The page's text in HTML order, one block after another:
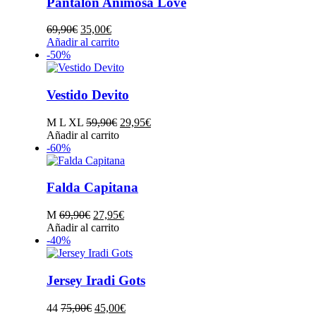
de
opciones
pueden
elegir
en
la
de
69,90€ El
precio
era:
35,00€El
precio
es:
Añadir al carritoEste
tiene
variantes.
Las
opciones
se
pueden
en
página
producto
-50%
Vestido Devito
M L XL 59,90€ El
precio
era:
29,95€El
Añadir al carritoEste
tiene
variantes.
opciones
se
elegir
en
la
página
producto
-60%
Falda Capitana
M 69,90€ El
precio
era:
27,95€El
es:
Añadir al carritoEste
tiene
variantes.
Las
opciones
-40%
Jersey Iradi Gots
44 75,00€ El
45,00€El